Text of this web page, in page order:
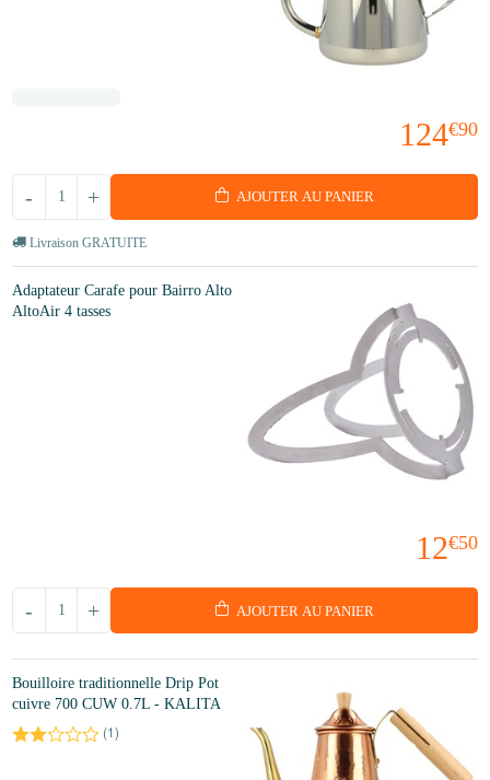
124€90
+
- AJOUTER AU PANIER
Livraison GRATUITE
Adaptateur Carafe pour Bairro Alto
AltoAir 4 tasses
12€50
+
- AJOUTER AU PANIER
Bouilloire traditionnelle Drip Pot
cuivre 700 CUW 0.7L - KALITA
(1)